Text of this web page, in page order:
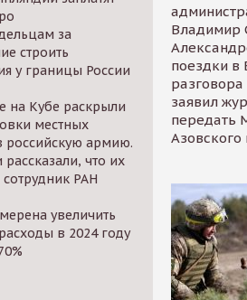
за
строить
у границы России
на Кубе раскрыли
местных
российскую армию.
что их
РАН
увеличить
в 2024 году
Владимир
поездки в
заявил
передать